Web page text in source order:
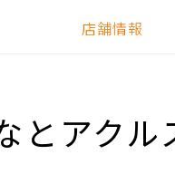
店舗情報
とアクル